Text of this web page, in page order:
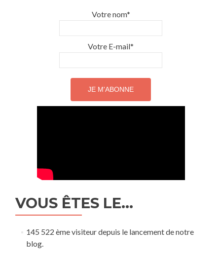
Votre nom*
Votre E-mail*
VOUS ÊTES LE…
145 522 ème visiteur depuis le lancement de notre
blog.